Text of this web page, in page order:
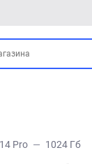
Pro 1024 Гб